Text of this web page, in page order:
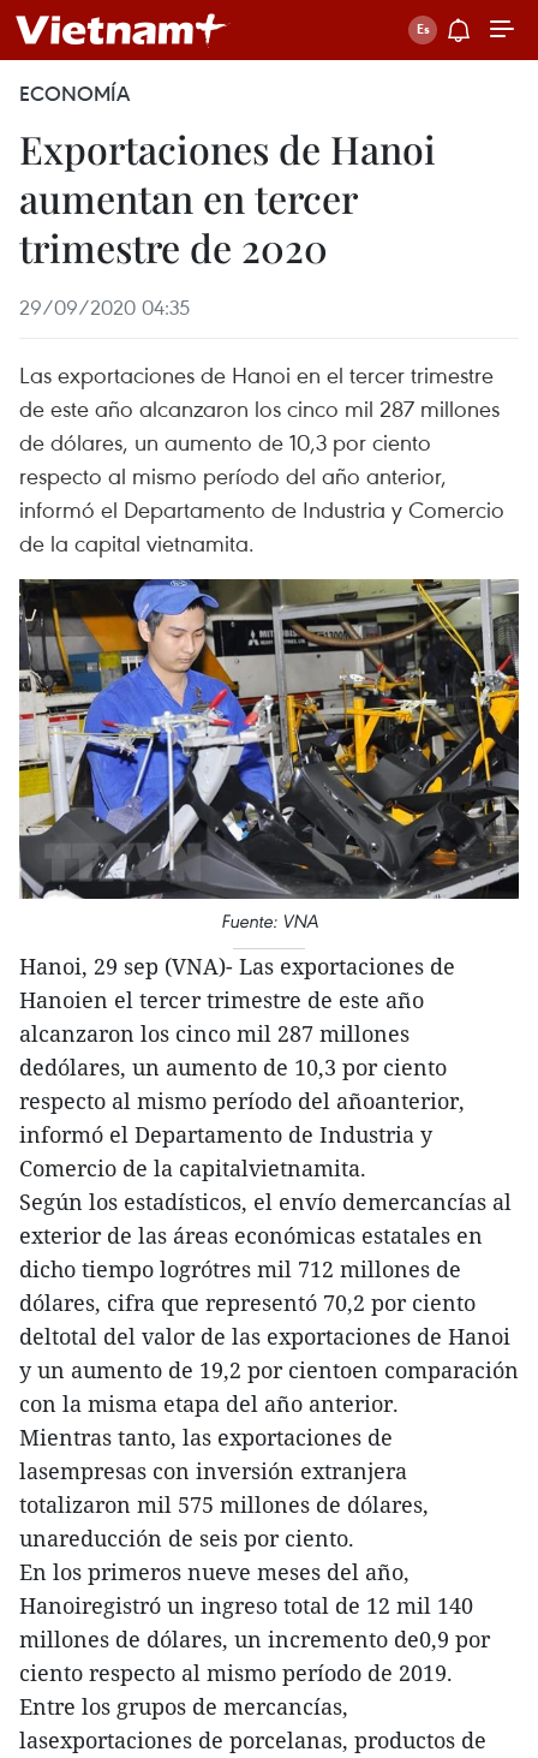
ECONOMÍA
Exportaciones de Hanoi
aumentan en tercer
trimestre de 2020
29/09/2020 04:35
Las exportaciones de Hanoi en el tercer trimestre
de este año alcanzaron los cinco mil 287 millones
de dólares, un aumento de 10,3 por ciento
respecto al mismo período del año anterior,
informó el Departamento de Industria y Comercio
de la capital vietnamita.
Fuente: VNA
Hanoi, 29 sep (VNA)- Las exportaciones de
Hanoien el tercer trimestre de este año
alcanzaron los cinco mil 287 millones
dedólares, un aumento de 10,3 por ciento
respecto al mismo período del añoanterior,
informó el Departamento de Industria y
Comercio de la capitalvietnamita.
Según los estadísticos, el envío demercancías al
exterior de las áreas económicas estatales en
dicho tiempo logrótres mil 712 millones de
dólares, cifra que representó 70,2 por ciento
deltotal del valor de las exportaciones de Hanoi
y un aumento de 19,2 por cientoen comparación
con la misma etapa del año anterior.
Mientras tanto, las exportaciones de
lasempresas con inversión extranjera
totalizaron mil 575 millones de dólares,
unareducción de seis por ciento.
En los primeros nueve meses del año,
Hanoiregistró un ingreso total de 12 mil 140
millones de dólares, un incremento de0,9 por
ciento respecto al mismo período de 2019.
Entre los grupos de mercancías,
lasexportaciones de porcelanas, productos de